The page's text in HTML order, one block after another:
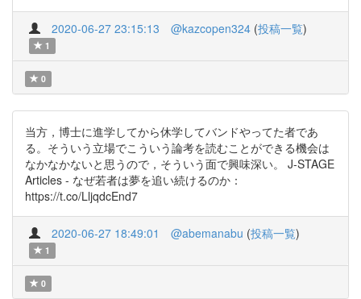
2020-06-27 23:15:13 @kazcopen324 (投稿一覧)
1
0
当方，博士に進学してから休学してバンドやってた者であ
る。そういう立場でこういう論考を読むことができる機会は
なかなかないと思うので，そういう面で興味深い。 J-STAGE
Articles - なぜ若者は夢を追い続けるのか：
https://t.co/LljqdcEnd7
2020-06-27 18:49:01 @abemanabu (投稿一覧)
1
0